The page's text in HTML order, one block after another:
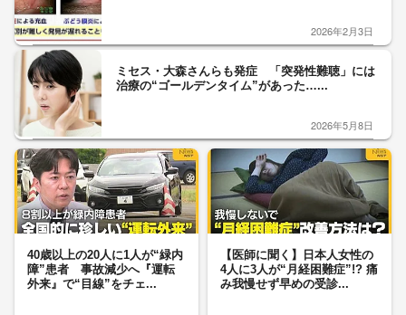
2026年2月3日
ミセス・大森さんらも発症 「突発性難聴」には
治療の“ゴールデンタイム”があった…...
2026年5月8日
40歳以上の20人に1人が“緑内
障”患者 事故減少へ『運転
外来』で“目線”をチェ...
【医師に聞く】日本人女性の
4人に3人が“月経困難症”!? 痛
み我慢せず早めの受診...